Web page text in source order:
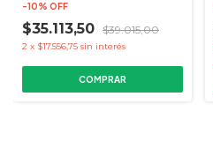
-10% OFF
$35.113,50 $39.015,00
2 x $17.556,75 sin interés
COMPRAR